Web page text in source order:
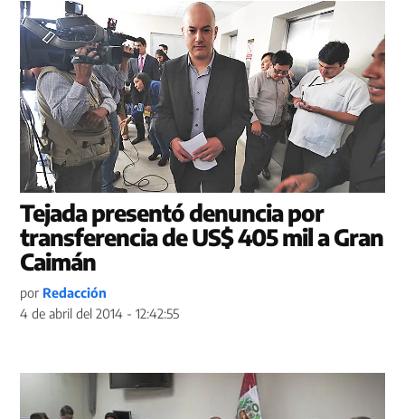
Tejada presentó denuncia por
transferencia de US$ 405 mil a Gran
Caimán
por Redacción
4 de abril del 2014 - 12:42:55